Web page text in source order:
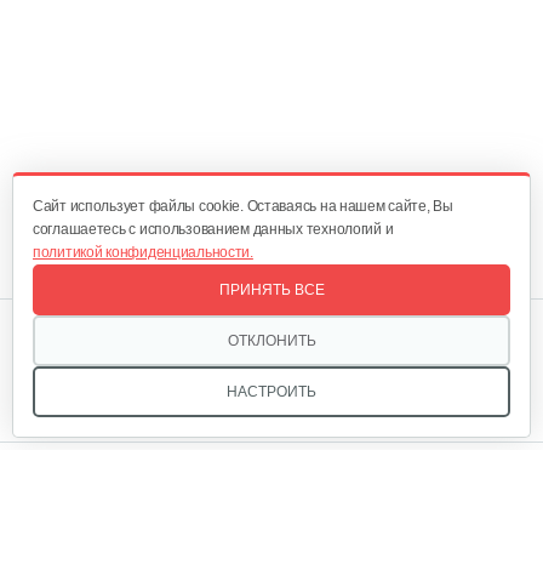
Cайт использует файлы cookie. Оставаясь на нашем сайте, Вы
соглашаетесь с использованием данных технологий и
политикой конфиденциальности.
НАСТРОИТЬ
ОТКЛОНИТЬ
ПРИНЯТЬ ВСЕ